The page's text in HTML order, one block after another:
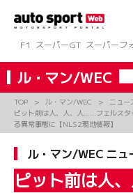
ツ
へ
ス
キ
F1 スーパーGT スーパーフ
ル・マン/WEC
TOP ル・マン/WEC
ニュー
ピット前は人、人、人……フェルスタ
る異常事態に【NLS2現地情報】
ル・マン/WEC ニュ
ピット前は人